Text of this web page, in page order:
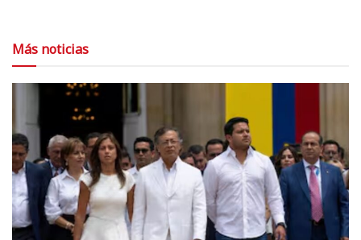
Más noticias